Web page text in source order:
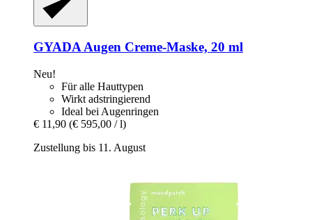
GYADA Augen Creme-​Maske, 20 ml
Neu!
Für alle Hauttypen
Wirkt adstringierend
Ideal bei Augenringen
€ 11,90 (€ 595,00 / l)
Zustellung bis 11. August